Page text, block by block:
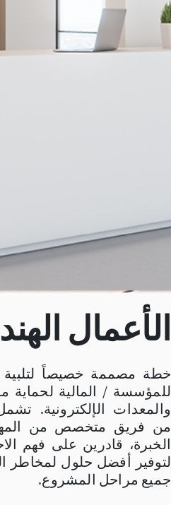
الأعمال
خطة مصممة خصيصاً لتلبية
للمؤسسة / المالية لحماية
والمعدات الإلكترونية.
من فريق متخصص من
الخبرة، قادرين على فهم
لتوفير أفضل حلول لمخاطر
جميع مراحل المشروع.